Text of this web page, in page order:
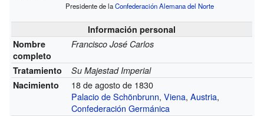
Presidente de laConfederación Alemana del Norte
Información personal
Nombre
completo
Francisco José Carlos
Tratamiento
Su Majestad Imperial
Nacimiento
18 de agosto de 1830
Palacio de Schönbrunn,Viena,Austria,
Confederación Germánica